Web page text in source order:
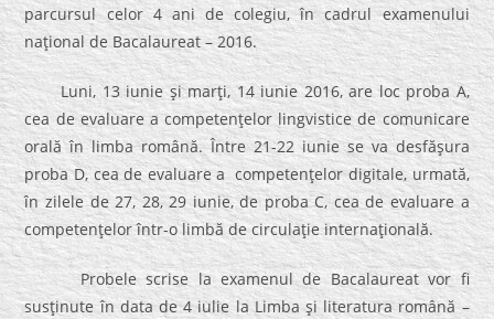
parcursul celor 4 ani de colegiu, în cadrul examenului
naţional de Bacalaureat – 2016.
Luni, 13 iunie şi marţi, 14 iunie 2016, are loc proba A,
cea de evaluare a competenţelor lingvistice de comunicare
orală în limba română. Între 21-22 iunie se va desfăşura
proba D, cea de evaluare a competenţelor digitale, urmată,
în zilele de 27, 28, 29 iunie, de proba C, cea de evaluare a
competenţelor într-o limbă de circulaţie internaţională.
Probele scrise la examenul de Bacalaureat vor fi
susţinute în data de 4 iulie la Limba şi literatura română –